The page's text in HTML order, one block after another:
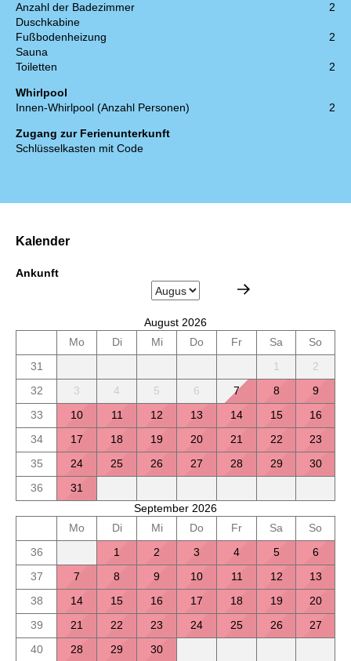
Anzahl der Badezimmer
2
Duschkabine
Fußbodenheizung
2
Sauna
Toiletten
2
Whirlpool
Innen-Whirlpool (Anzahl Personen)
2
Zugang zur Ferienunterkunft
Schlüsselkasten mit Code
Kalender
Ankunft
August 2026
Mo
Di Mi Do Fr Sa
So
31
1
2
32
3 4 5 6 7 8
9
33
10 11 12 13 14 15
16
34
17 18 19 20 21 22
23
35
24 25 26 27 28 29
30
36
31
September 2026
Mo
Di Mi Do Fr Sa
So
36
1 2 3 4 5
6
37
7 8 9 10 11 12
13
38
14 15 16 17 18 19
20
39
21 22 23 24 25 26
27
40
28 29
30